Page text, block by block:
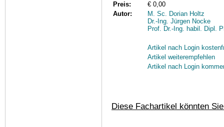
Preis:
€ 0,00
Autor:
M. Sc. Dorian Holtz
Dr.-Ing. Jürgen Nocke
Prof. Dr.-Ing. habil. Dipl.
Artikel nach Login
Artikel weiterempfehlen
Artikel nach Login
Diese Fachartikel könnten